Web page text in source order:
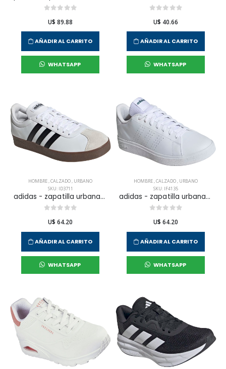
U$ 89.88
AÑADIR AL CARRITO
WHATSAPP
U$ 40.66
AÑADIR AL CARRITO
WHATSAPP
HOMBRE,CALZADO, URBANO
SKU: ID3711
adidas - zapatilla urbana vl court base para hombre
U$ 64.20
AÑADIR AL CARRITO
WHATSAPP
HOMBRE,CALZADO, URBANO
SKU: IF4135
adidas - zapatilla urbana advantage base 2.0 para hombre
U$ 64.20
AÑADIR AL CARRITO
WHATSAPP